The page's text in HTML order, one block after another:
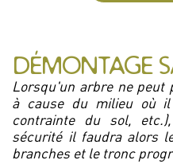
DÉMONTAGE
Lorsqu'un arbre ne peut
à cause du milieu où
contrainte du sol,
sécurité il faudra alors
branches et le tronc